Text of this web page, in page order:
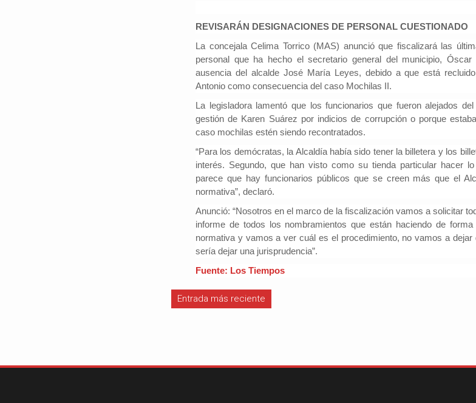
REVISARÁN DESIGNACIONES DE PERSONAL CUESTIONADO
La concejala Celima Torrico (MAS) anunció que fiscalizará las
personal que ha hecho el secretario general del municipio, Óscar
ausencia del alcalde José María Leyes, debido a que está
Antonio como consecuencia del caso Mochilas II.
La legisladora lamentó que los funcionarios que fueron alejados
gestión de Karen Suárez por indicios de corrupción o porque
caso mochilas estén siendo recontratados.
“Para los demócratas, la Alcaldía había sido tener la billetera y los
interés. Segundo, que han visto como su tienda particular hacer
parece que hay funcionarios públicos que se creen más que el
normativa”, declaró.
Anunció: “Nosotros en el marco de la fiscalización vamos a solicitar
informe de todos los nombramientos que están haciendo de
normativa y vamos a ver cuál es el procedimiento, no vamos a dejar
sería dejar una jurisprudencia”.
Fuente: Los Tiempos
Entrada más reciente